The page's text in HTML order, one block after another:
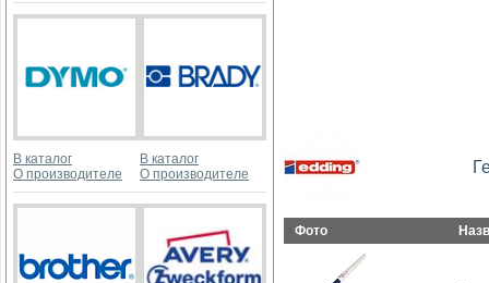
В каталог
О производителе
В каталог
О производителе
Фото